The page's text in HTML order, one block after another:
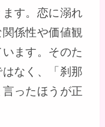
す。恋に溺れ
係性や価値観
ます。そのた
なく、「刹那
ったほうが正